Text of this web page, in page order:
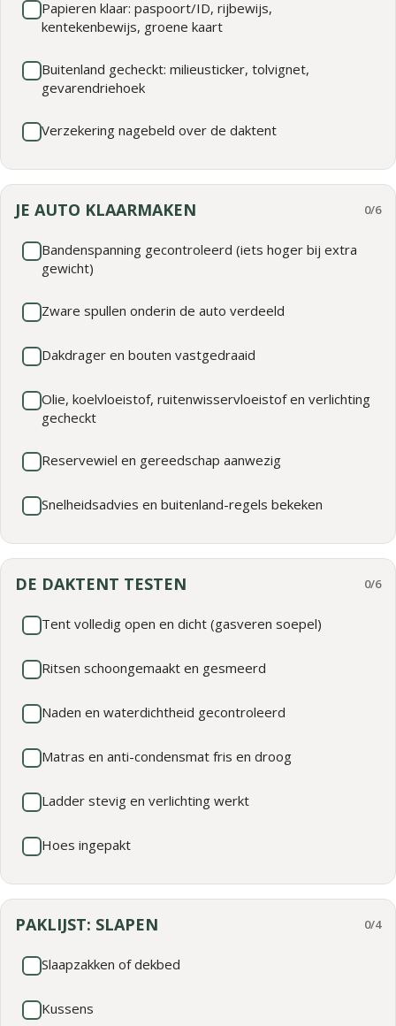
Papieren klaar: paspoort/ID, rijbewijs,
kentekenbewijs, groene kaart
Buitenland gecheckt: milieusticker, tolvignet,
gevarendriehoek
Verzekering nagebeld over de daktent
JE AUTO KLAARMAKEN 0/6
Bandenspanning gecontroleerd (iets hoger bij extra
gewicht)
Zware spullen onderin de auto verdeeld
Dakdrager en bouten vastgedraaid
Olie, koelvloeistof, ruitenwisservloeistof en verlichting
gecheckt
Reservewiel en gereedschap aanwezig
Snelheidsadvies en buitenland-regels bekeken
DE DAKTENT TESTEN 0/6
Tent volledig open en dicht (gasveren soepel)
Ritsen schoongemaakt en gesmeerd
Naden en waterdichtheid gecontroleerd
Matras en anti-condensmat fris en droog
Ladder stevig en verlichting werkt
Hoes ingepakt
PAKLIJST: SLAPEN 0/4
Slaapzakken of dekbed
Kussens